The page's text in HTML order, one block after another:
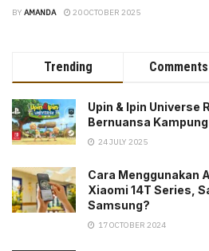
BY AMANDA 20 OCTOBER 2025
Trending Comments
Upin & Ipin Universe
Bernuansa Kampung
24 JULY 2025
Cara Menggunakan
Xiaomi 14T Series,
Samsung?
17 OCTOBER 2024